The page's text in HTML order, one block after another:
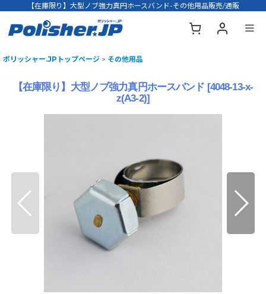
【在庫限り】大型ノブ強力真円ホースバンド-その他用品販売/通販
ポリッシャー.JPトップページ > その他用品
【在庫限り】大型ノブ強力真円ホースバンド [4048-13-x-
z(A3-2)]